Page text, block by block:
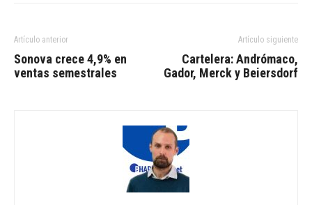
Artículo anterior
Sonova crece 4,9% en
ventas semestrales
Artículo siguiente
Cartelera: Andrómaco,
Gador, Merck y Beiersdorf